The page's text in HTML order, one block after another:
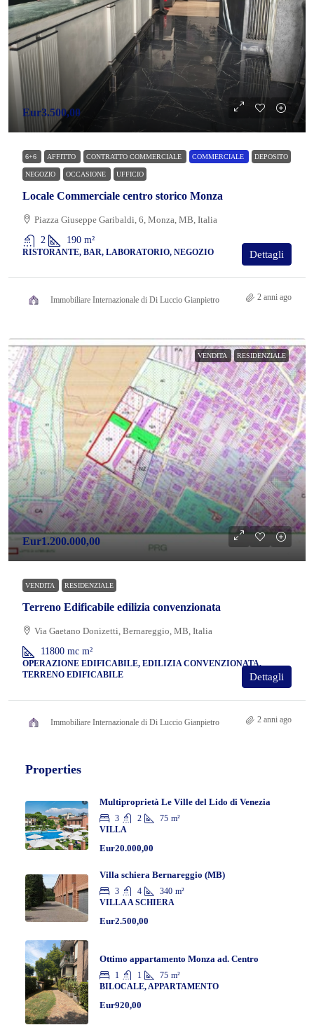
Eur3.500,00
6+6 AFFITTO CONTRATTO COMMERCIALE COMMERCIALE DEPOSITO
NEGOZIO OCCASIONE UFFICIO
Locale Commerciale centro storico Monza
Piazza Giuseppe Garibaldi, 6, Monza, MB, Italia
2
190 m²
RISTORANTE, BAR, LABORATORIO, NEGOZIO Dettagli
Immobiliare Internazionale di Di Luccio Gianpietro 2 anni ago
VENDITA RESIDENZIALE
Eur1.200.000,00
VENDITA RESIDENZIALE
Terreno Edificabile edilizia convenzionata
Via Gaetano Donizetti, Bernareggio, MB, Italia
11800 mc m²
OPERAZIONE EDIFICABILE, EDILIZIA CONVENZIONATA,
TERRENO EDIFICABILE
Dettagli
Immobiliare Internazionale di Di Luccio Gianpietro 2 anni ago
Properties
Multiproprietà Le Ville del Lido di Venezia
3 2 75 m²
VILLA
Eur20.000,00
Villa schiera Bernareggio (MB)
3 4 340 m²
VILLA A SCHIERA
Eur2.500,00
Ottimo appartamento Monza ad. Centro
1 1 75 m²
BILOCALE, APPARTAMENTO
Eur920,00